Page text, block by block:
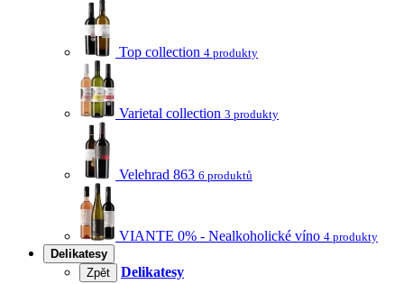
Top collection 4 produkty
Varietal collection 3 produkty
Velehrad 863 6 produktů
VIANTE 0% - Nealkoholické víno 4 produkty
Delikatesy
Zpět
Delikatesy